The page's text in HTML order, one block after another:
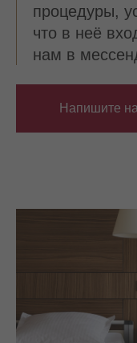
процедуры,
что в неё
нам в
Напишите